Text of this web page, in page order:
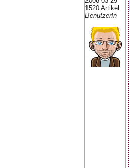
1520 Artikel
BenutzerIn